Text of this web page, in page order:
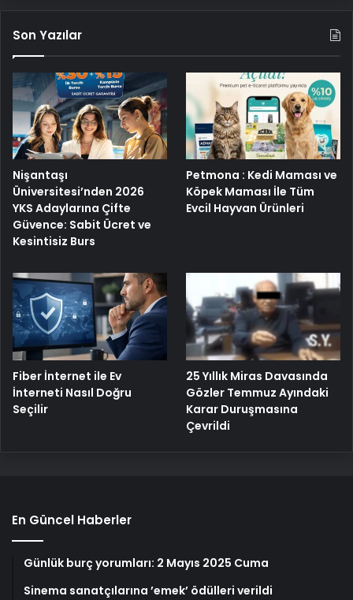
Son Yazılar
Nişantaşı
Üniversitesi’nden 2026
YKS Adaylarına Çifte
Güvence: Sabit Ücret ve
Kesintisiz Burs
Petmona : Kedi Maması ve
Köpek Maması İle Tüm
Evcil Hayvan Ürünleri
Fiber İnternet ile Ev
İnterneti Nasıl Doğru
Seçilir
25 Yıllık Miras Davasında
Gözler Temmuz Ayındaki
Karar Duruşmasına
Çevrildi
En Güncel Haberler
Günlük burç yorumları: 2 Mayıs 2025 Cuma
Sinema sanatçılarına ’emek’ ödülleri verildi